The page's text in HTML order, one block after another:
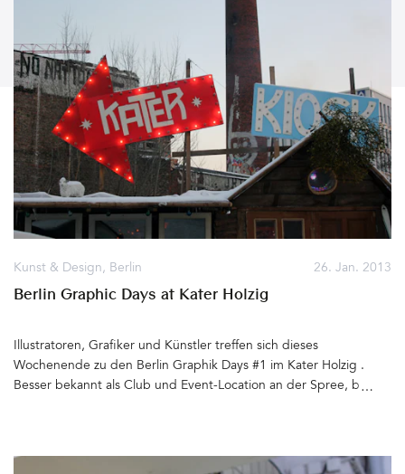
26. Jan. 2013
Kunst & Design, Berlin
Berlin Graphic Days at Kater Holzig
Illustratoren, Grafiker und Künstler treffen sich dieses
Wochenende zu den Berlin Graphik Days #1 im Kater Holzig .
Besser bekannt als Club und Event-Location an der Spree, bieten
signiert mitnehmen. Live-Painting und -Musik, DJs und am